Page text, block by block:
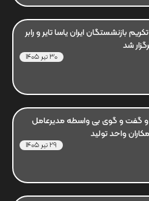
بازنشستگان ایران یاسا تایر و رابر
30 تیر 1405
گفت و گوی بی واسطه مدیرعامل
واحد تولید
29 تیر 1405